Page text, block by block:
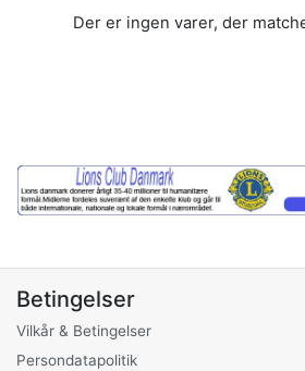
Der er ingen varer, der
Betingelser
Vilkår & Betingelser
Persondatapolitik